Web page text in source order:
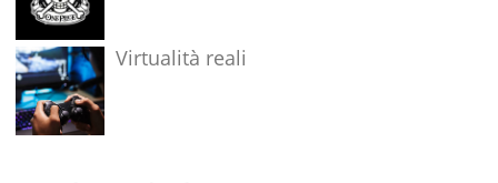
Virtualità reali